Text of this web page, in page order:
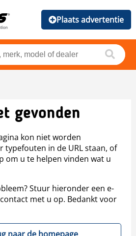
Plaats advertentie
gevonden
kon niet worden
typefouten in de URL staan, of
om u te helpen vinden wat u
Stuur hieronder een e-
met u op. Bedankt voor